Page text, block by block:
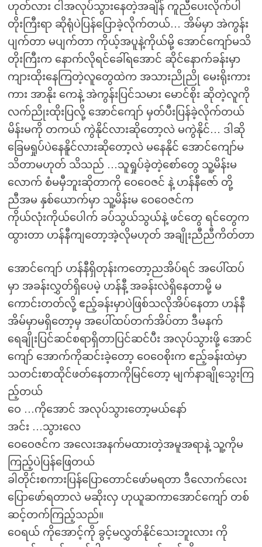
ဟုတ်လား ငါအလုပ်သွားနေတဲ့အချိန် ကူညီပေးလိုက်ပါ
တိုးကြီးရာ ဆိုရုံပဲပြန်ပြောခဲ့လိုက်တယ်… အိမ်မှာ အဲကွန်း
ပျက်တာ မပျက်တာ ကိုယ့်အပူနဲ့ကိုယ်မို့ အောင်ကျော်မသိ
တိုးကြီးက နောက်လိုရင်ခေါ်ရအောင် ဆိုင်နောက်ခန်းမှာ
ကျားထိုးနေကြတဲ့လူတွေထဲက အသားညိုညို မေးရိုးကား
ကား အာနိုး ကေနဲ့ အဲကွန်းပြင်သမား မောင်စိုး ဆိုတဲ့လူကို
လက်ညိုးထိုးပြလို့ အောင်ကျော် မှတ်ပီးပြန်ခဲ့လိုက်တယ်
မိန်းမကို တကယ် ကွဲနိုင်လားဆိုတော့လဲ မကွဲနိုင်… ဒါဆို
ခြေမရှုပ်ပဲနေနိူင်လားဆိုတော့လဲ မနေနိုင် အောင်ကျော်မ
သိတာမဟုတ် သိသည် …သူရှုပ်ခဲ့တဲ့စော်တွေ သူ့မိန်းမ
လောက် စံမမှီဘူးဆိုတာကို ဝေဝေဇင် နဲ့ ဟန်နီဇော် တို့
ညီအမ နှစ်ယောက်မှာ သူ့မိန်းမ ဝေဝေဇင်က
ကိုယ်လုံးကိုယ်ပေါက် ခပ်သွယ်သွယ်နဲ့ ဖင်တွေ ရင်တွေက
ထွားတာ ဟန်နီကျတော့အဲ့လိုမဟုတ် အချိုးညီညီကိတ်တာ
အောင်ကျော် ဟန်နီရှိတုန်းကတော့ညအိပ်ရင် အပေါ်ထပ်
မှာ အခန်းလွှတ်ရှိပေမဲ့ ဟန်နီ့ အခန်းလဲရှိနေတာမို့ မ
ကောင်းတတ်လို့ ဧည့်ခန်းမှာပဲဖြစ်သလိုအိပ်နေတာ ဟန်နီ
အိမ်မှာမရှိတော့မှ အပေါ်ထပ်တက်အိပ်တာ ဒီမနက်
ရေချိုးပြင်ဆင်စရာရှိတာပြင်ဆင်ပီး အလုပ်သွားဖို့ အောင်
ကျော် အောက်ကိုဆင်းခဲ့တော့ ဝေဝေစိုးက ဧည့်ခန်းထဲမှာ
သတင်းစာထိုင်ဖတ်နေတာကိုမြင်တော့ မျက်နာချိုသွေးကြ
ည့်တယ်
ဝေ …ကိုအောင် အလုပ်သွားတော့မယ်နော်
အင်း …သွားလေ
ဝေဝေဇင်က အလေးအနက်မထားတဲ့အမူအရာနဲ့ သူ့ကိုမ
ကြည့်ပဲပြန်ဖြေတယ်
ခါတိုင်းစကားပြန်ပြောတောင်ဖော်မရတာ ဒီလောက်လေး
ပြောဖော်ရတာလဲ မဆိုးလှ ဟုယူဆကာအောင်ကျော် တစ်
ဆင့်တက်ကြည့်သည်။
ဝေရယ် ကိုအောင့်ကို ခွင့်မလွှတ်နိုင်သေးဘူးလား ကို